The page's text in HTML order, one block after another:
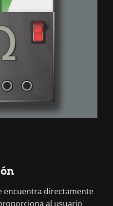
encuentra directamente
al usuario